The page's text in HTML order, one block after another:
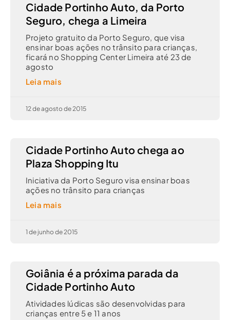
Cidade Portinho Auto, da Porto
Seguro, chega a Limeira
Projeto gratuito da Porto Seguro, que visa
ensinar boas ações no trânsito para crianças,
ficará no Shopping Center Limeira até 23 de
agosto
Leia mais
12 de agosto de 2015
Cidade Portinho Auto chega ao
Plaza Shopping Itu
Iniciativa da Porto Seguro visa ensinar boas
ações no trânsito para crianças
Leia mais
1 de junho de 2015
Goiânia é a próxima parada da
Cidade Portinho Auto
Atividades lúdicas são desenvolvidas para
crianças entre 5 e 11 anos